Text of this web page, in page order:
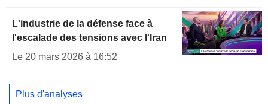
L'industrie de la défense face à
l'escalade des tensions avec l'Iran
Le 20 mars 2026 à 16:52
Plus d'analyses